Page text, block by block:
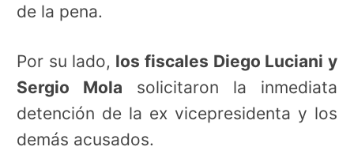
de la pena.
Por su lado, los fiscales Diego Luciani y
Sergio Mola solicitaron la inmediata
detención de la ex vicepresidenta y los
demás acusados.